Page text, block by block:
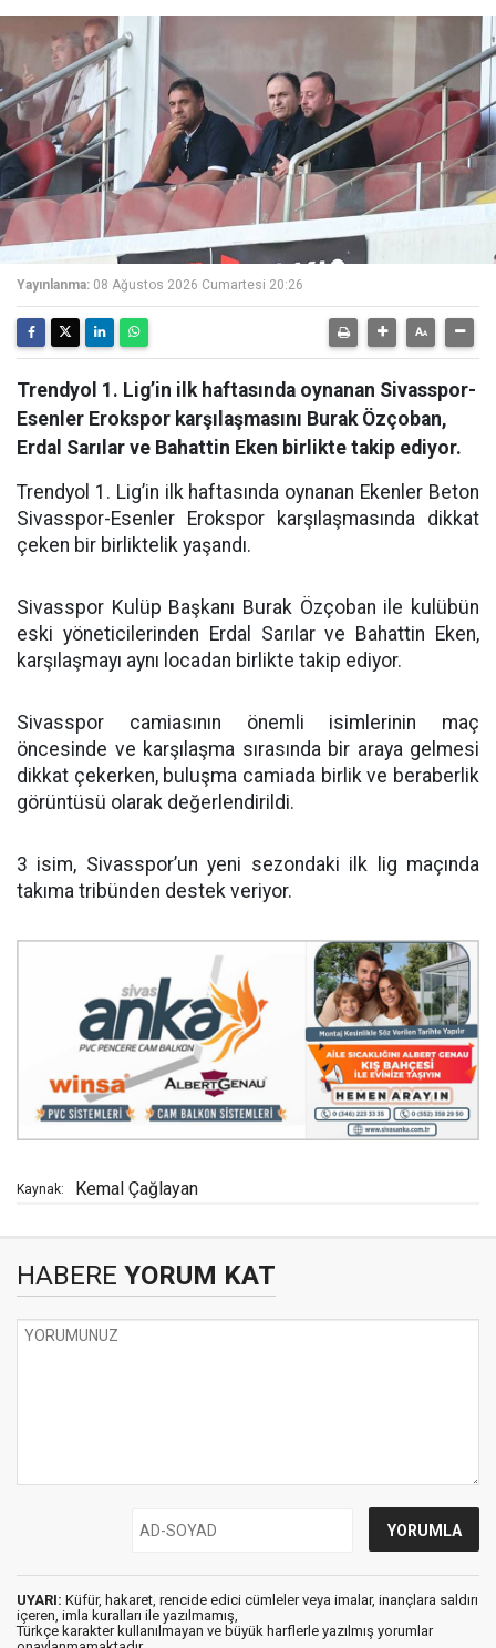
Yayınlanma: 08 Ağustos 2026 Cumartesi 20:26
Trendyol 1. Lig’in ilk haftasında oynanan Sivasspor-
Esenler Erokspor karşılaşmasını Burak Özçoban,
Erdal Sarılar ve Bahattin Eken birlikte takip ediyor.
Trendyol 1. Lig’in ilk haftasında oynanan Ekenler Beton
Sivasspor-Esenler Erokspor karşılaşmasında dikkat
çeken bir birliktelik yaşandı.
Sivasspor Kulüp Başkanı Burak Özçoban ile kulübün
eski yöneticilerinden Erdal Sarılar ve Bahattin Eken,
karşılaşmayı aynı locadan birlikte takip ediyor.
Sivasspor camiasının önemli isimlerinin maç
öncesinde ve karşılaşma sırasında bir araya gelmesi
dikkat çekerken, buluşma camiada birlik ve beraberlik
görüntüsü olarak değerlendirildi.
3 isim, Sivasspor’un yeni sezondaki ilk lig maçında
takıma tribünden destek veriyor.
Kaynak: Kemal Çağlayan
HABERE YORUM KAT
UYARI: Küfür, hakaret, rencide edici cümleler veya imalar, inançlara saldırı
içeren, imla kuralları ile yazılmamış,
Türkçe karakter kullanılmayan ve büyük harflerle yazılmış yorumlar